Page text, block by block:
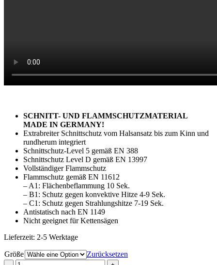
SCHNITT- UND FLAMMSCHUTZMATERIAL
MADE IN GERMANY!
Extrabreiter Schnittschutz vom Halsansatz bis zum Kinn und
rundherum integriert
Schnittschutz-Level 5 gemäß EN 388
Schnittschutz Level D gemäß EN 13997
Vollständiger Flammschutz
Flammschutz gemäß EN 11612
– A1: Flächenbeflammung 10 Sek.
– B1: Schutz gegen konvektive Hitze 4-9 Sek.
– C1: Schutz gegen Strahlungshitze 7-19 Sek.
Antistatisch nach EN 1149
Nicht geeignet für Kettensägen
Lieferzeit: 2-5 Werktage
Größe
Zurücksetzen
Schnitt-